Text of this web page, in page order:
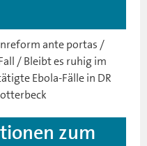
ante portas /
/ Bleibt es ruhig im
Ebola-Fälle in DR
zum